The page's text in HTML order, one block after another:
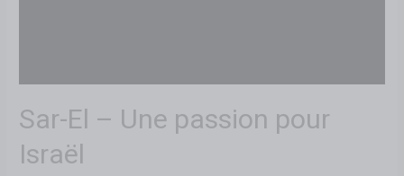
Sar-El – Une passion pour
Israël